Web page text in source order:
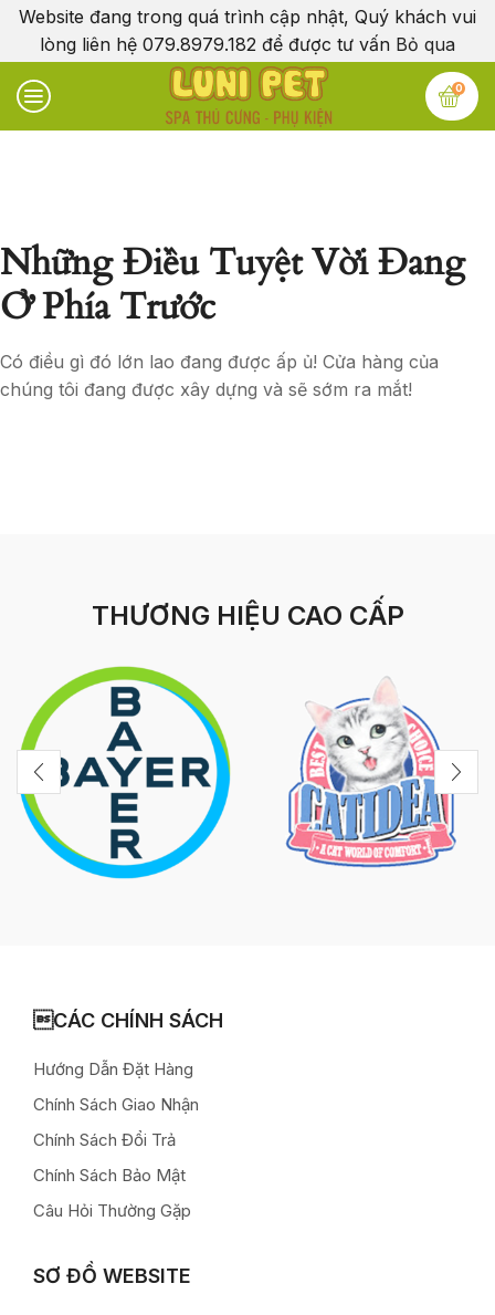
Website đang trong quá trình cập nhật, Quý khách vui
lòng liên hệ 079.8979.182 để được tư vấn Bỏ qua
0
Những Điều Tuyệt Vời Đang
Ở Phía Trước
Có điều gì đó lớn lao đang được ấp ủ! Cửa hàng của
chúng tôi đang được xây dựng và sẽ sớm ra mắt!
THƯƠNG HIỆU CAO CẤP
CÁC CHÍNH SÁCH
Hướng Dẫn Đặt Hàng
Chính Sách Giao Nhận
Chính Sách Đổi Trả
Chính Sách Bảo Mật
Câu Hỏi Thường Gặp
SƠ ĐỒ WEBSITE